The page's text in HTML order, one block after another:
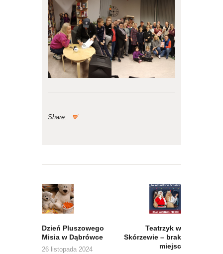
Share:
wpisu
Dzień Pluszowego
Misia w Dąbrówce
26 listopada 2024
Teatrzyk w
Skórzewie – brak
miejsc